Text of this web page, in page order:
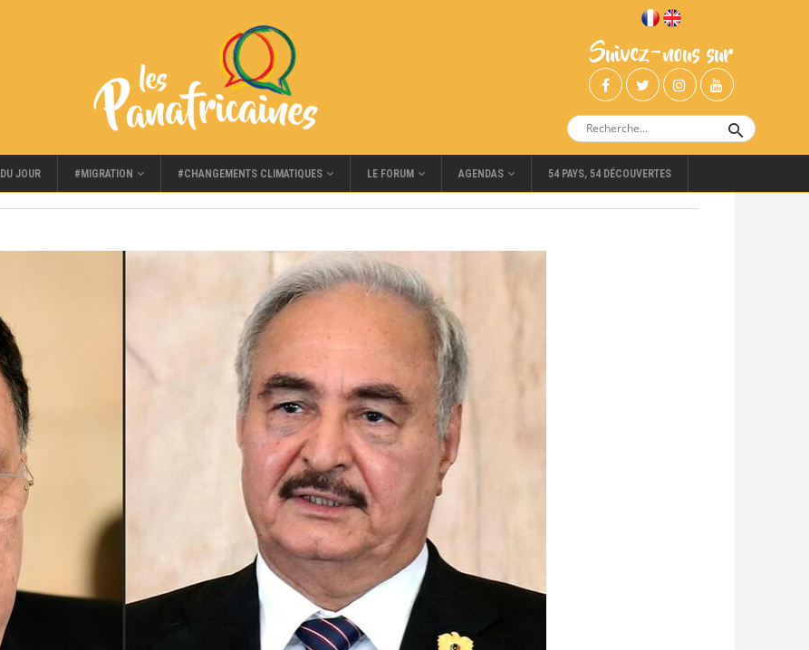
Suivez-nous sur
JOUR #MIGRATION #CHANGEMENTS CLIMATIQUES LE FORUM AGENDAS 54 PAYS, 54 DÉCOUVERTES